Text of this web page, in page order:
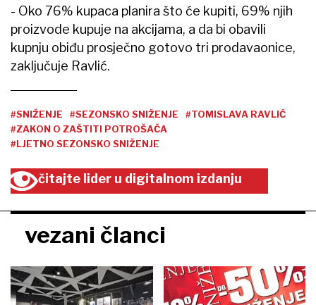
- Oko 76% kupaca planira što će kupiti, 69% njih
proizvode kupuje na akcijama, a da bi obavili
kupnju obiđu prosječno gotovo tri prodavaonice,
zaključuje Ravlić.
#SNIŽENJE #SEZONSKO SNIŽENJE
#TOMISLAVA RAVLIĆ
#ZAKON O ZAŠTITI POTROŠAČA
#LJETNO SEZONSKO SNIŽENJE
čitajte lider u digitalnom izdanju
vezani članci